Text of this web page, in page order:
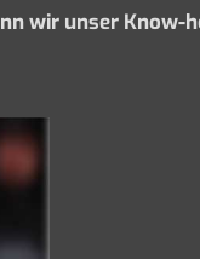
wir unser Know-